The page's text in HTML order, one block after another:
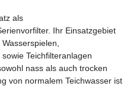
als
Ihr Einsatzgebiet
Teichfilteranlagen
nass als auch trocken
von normalem Teichwasser ist